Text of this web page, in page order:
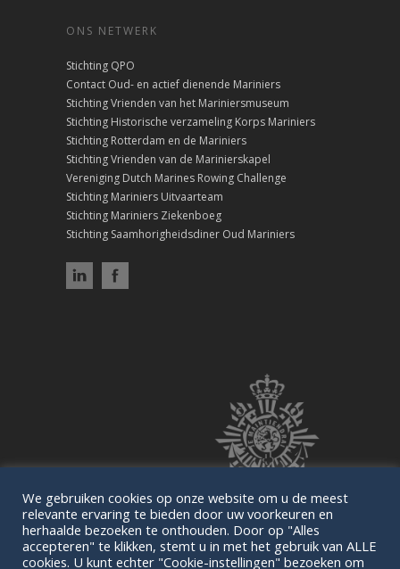
ONS NETWERK
Stichting QPO
Contact Oud- en actief dienende Mariniers
Stichting Vrienden van het Mariniersmuseum
Stichting Historische verzameling Korps Mariniers
Stichting Rotterdam en de Mariniers
Stichting Vrienden van de Marinierskapel
Vereniging Dutch Marines Rowing Challenge
Stichting Mariniers Uitvaarteam
Stichting Mariniers Ziekenboeg
Stichting Saamhorigheidsdiner Oud Mariniers
We gebruiken cookies op onze website om u de meest
relevante ervaring te bieden door uw voorkeuren en
herhaalde bezoeken te onthouden. Door op "Alles
accepteren" te klikken, stemt u in met het gebruik van ALLE
cookies. U kunt echter "Cookie-instellingen" bezoeken om